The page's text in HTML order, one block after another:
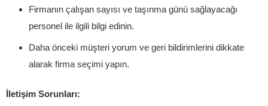
Firmanın çalışan sayısı ve taşınma günü sağlayacağı
personel ile ilgili bilgi edinin.
Daha önceki müşteri yorum ve geri bildirimlerini dikkate
alarak firma seçimi yapın.
İletişim Sorunları: